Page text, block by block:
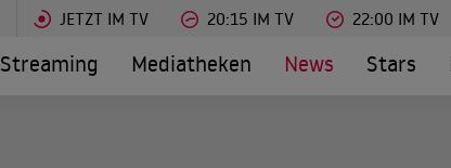
JETZT IM TV 20:15 IM TV 22:00 IM TV
Streaming Mediatheken News Stars